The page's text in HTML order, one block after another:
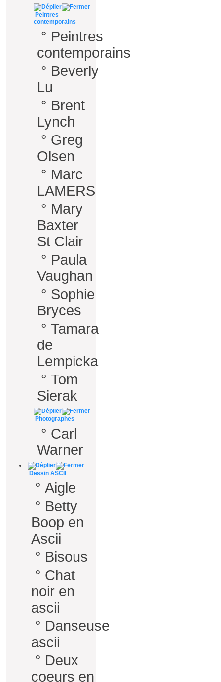
Peintres
contemporains
° Peintres
contemporains
° Beverly
Lu
° Brent
Lynch
° Greg
Olsen
° Marc
LAMERS
° Mary
Baxter
St Clair
° Paula
Vaughan
° Sophie
Bryces
° Tamara
de
Lempicka
° Tom
Sierak
Photographes
° Carl
Warner
Dessin ASCII
° Aigle
° Betty
Boop en
Ascii
° Bisous
° Chat
noir en
ascii
° Danseuse
ascii
° Deux
coeurs en